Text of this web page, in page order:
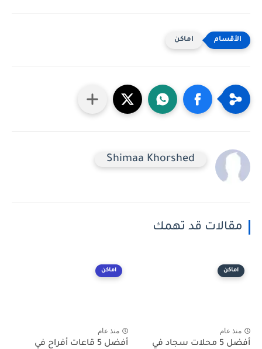
اماكن
Shimaa Khorshed
مقالات قد تهمك
اماكن
منذ عام
أفضل 5 محلات سجاد في
اماكن
منذ عام
أفضل 5 قاعات أفراح في